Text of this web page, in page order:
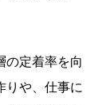
の定着率を向
りや、仕事に